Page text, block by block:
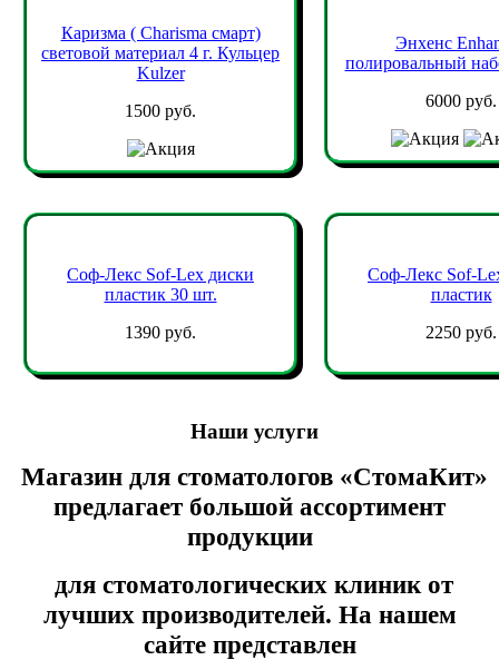
Каризма ( Сharisma смарт)
световой материал 4 г. Кульцер
Kulzer
1500 руб.
Энхенс
полировальный
6000 руб.
Соф-Лекс Sof-Lex диски
пластик 30 шт.
1390 руб.
Соф-Лекс Sof-
пластик
2250 руб.
Наши услуги
Магазин для стоматологов «СтомаКит»
предлагает большой ассортимент
продукции
для стоматологических клиник от
лучших производителей. На нашем
сайте представлен